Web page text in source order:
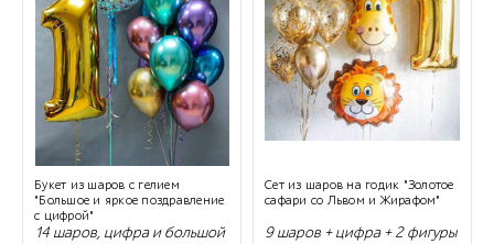
Букет из шаров с гелием
"Большое и яркое поздравление
с цифрой"
14 шаров, цифра и большой
Сет из шаров на годик "Золотое
сафари со Львом и Жирафом"
9 шаров + цифра + 2 фигуры